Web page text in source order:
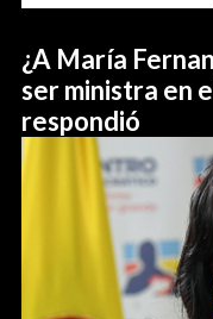
¿A María
ser ministra en
respondió